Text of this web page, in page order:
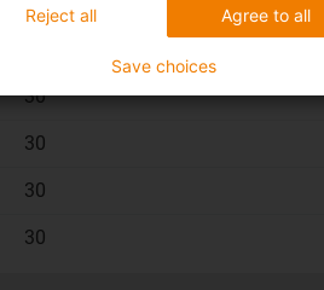
30
30
30
30
Agree to all
Reject all
Save choices